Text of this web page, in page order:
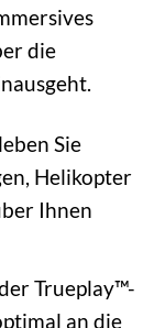
die
Sie
Helikopter
Ihnen
Trueplay™-
an die